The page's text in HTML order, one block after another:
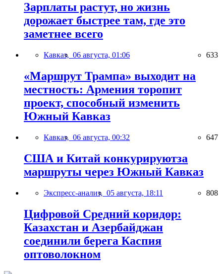
Зарплаты растут, но жизнь
дорожает быстрее там, где это
заметнее всего
Кавказ, 06 августа, 01:06 633
«Маршрут Трампа» выходит на
местность: Армения торопит
проект, способный изменить
Южный Кавказ
Кавказ, 06 августа, 00:32 647
США и Китай конкурируютза
маршруты через Южный Кавказ
Экспресс-анализ, 05 августа, 18:11 808
Цифровой Средний коридор:
Казахстан и Азербайджан
соединили берега Каспия
оптоволокном